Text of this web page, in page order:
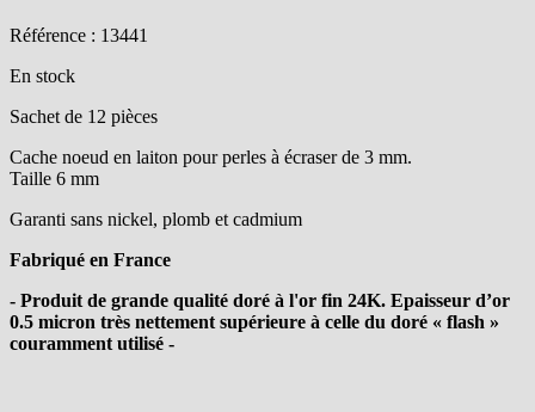
Référence : 13441
En stock
Sachet de 12 pièces
Cache noeud en laiton pour perles à écraser de 3 mm.
Taille 6 mm
Garanti sans nickel, plomb et cadmium
Fabriqué en France
- Produit de grande qualité doré à l'or fin 24K. Epaisseur d’or
0.5 micron très nettement supérieure à celle du doré « flash »
couramment utilisé -